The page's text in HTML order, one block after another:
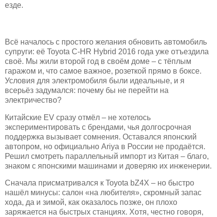
езде.
Всё началось с простого желания обновить автомобиль
супруги: её Toyota C-HR Hybrid 2016 года уже отъездила
своё. Мы жили второй год в своём доме – с тёплым
гаражом и, что самое важное, розеткой прямо в боксе.
Условия для электромобиля были идеальные, и я
всерьёз задумался: почему бы не перейти на
электричество?
Китайские EV сразу отмёл – не хотелось
экспериментировать с брендами, чья долгосрочная
поддержка вызывает сомнения. Оставался японский
автопром, но официально Ariya в России не продаётся.
Решил смотреть параллельный импорт из Китая – благо,
знаком с японскими машинами и доверяю их инженерии.
Сначала присматривался к Toyota bZ4X – но быстро
нашёл минусы: салон «на любителя», скромный запас
хода, да и зимой, как оказалось позже, он плохо
заряжается на быстрых станциях. Хотя, честно говоря,